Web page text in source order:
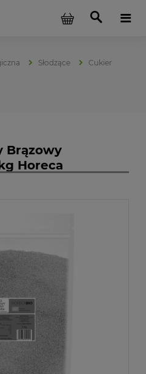
Słodzące Cukier
Brązowy
Horeca